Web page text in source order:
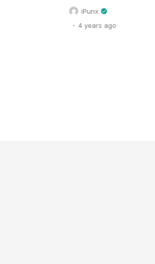
pakai WhatsApp alias
minta nomor WA,
HP. Jadi, layanan
iPunx
. 4 years ago